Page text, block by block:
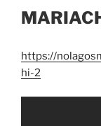
https://
hi-2